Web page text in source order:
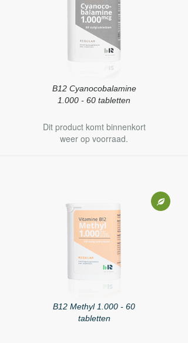
B12 Cyanocobalamine
1.000 - 60 tabletten
Dit product komt binnenkort
weer op voorraad.
B12 Methyl 1.000 - 60
tabletten